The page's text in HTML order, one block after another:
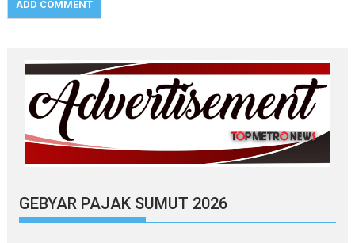
GEBYAR PAJAK SUMUT 2026